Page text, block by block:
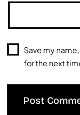
Save my
for the next